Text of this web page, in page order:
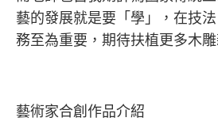
藝的發展就是要「學」，在技
務至為重要，期待扶植更多木雕
藝術家合創作品介紹